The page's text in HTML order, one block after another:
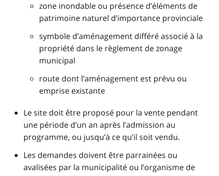
zone inondable ou présence d’éléments de
patrimoine naturel d’importance provinciale
symbole d’aménagement différé associé à la
propriété dans le règlement de zonage
municipal
route dont l’aménagement est prévu ou
emprise existante
Le site doit être proposé pour la vente pendant
une période d’un an après l’admission au
programme, ou jusqu’à ce qu’il soit vendu.
Les demandes doivent être parrainées ou
avalisées par la municipalité ou l’organisme de